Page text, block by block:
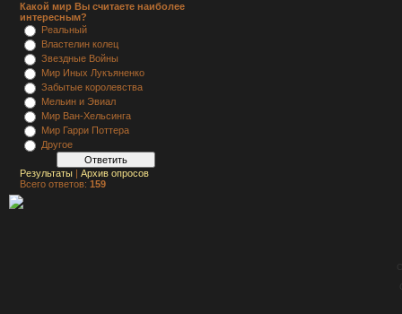
Какой мир Вы считаете наиболее
интересным?
Реальный
Властелин колец
Звездные Войны
Мир Иных Лукъяненко
Забытые королевства
Мельин и Эвиал
Мир Ван-Хельсинга
Мир Гарри Поттера
Другое
Результаты | Архив опросов
Всего ответов: 159